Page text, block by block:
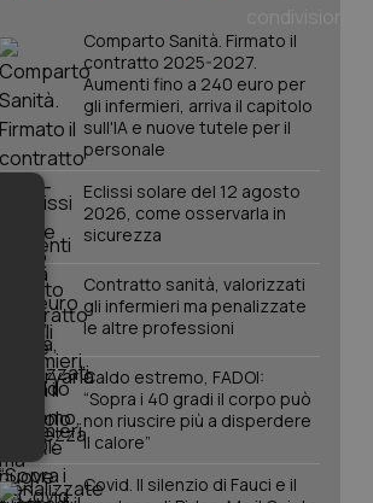
Comparto Sanità. Firmato il
contratto 2025-2027.
Aumenti fino a 240 euro per
gli infermieri, arriva il capitolo
sull'IA e nuove tutele per il
personale
Eclissi solare del 12 agosto
2026, come osservarla in
sicurezza
Contratto sanità, valorizzati
gli infermieri ma penalizzate
le altre professioni
Caldo estremo, FADOI:
“Sopra i 40 gradi il corpo può
non riuscire più a disperdere
il calore”
Covid. Il silenzio di Fauci e il